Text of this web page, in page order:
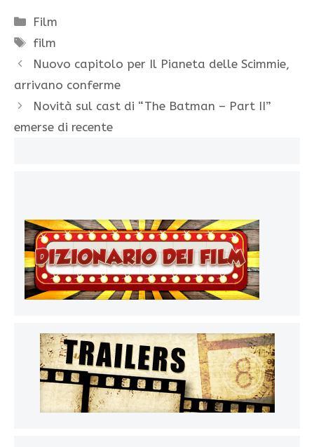
Categorie
Film
Tag
film
Nuovo capitolo per Il Pianeta delle Scimmie,
arrivano conferme
Novità sul cast di “The Batman – Part II”
emerse di recente